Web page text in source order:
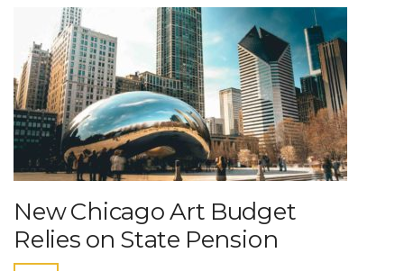
New Chicago Art Budget
Relies on State Pension